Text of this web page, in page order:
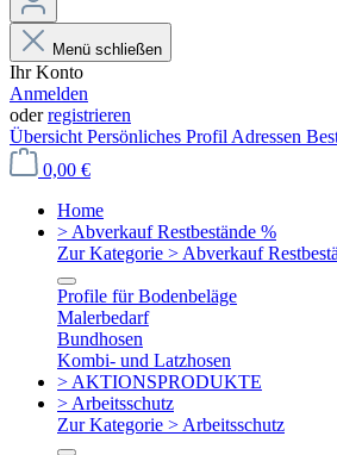
Menü schließen
Ihr Konto
Anmelden
oderregistrieren
Übersicht Persönliches Profil Adressen
0,00 €
Home
> Abverkauf Restbestände %
Zur Kategorie > Abverkauf
Profile für Bodenbeläge
Malerbedarf
Bundhosen
Kombi- und Latzhosen
> AKTIONSPRODUKTE
> Arbeitsschutz
Zur Kategorie > Arbeitsschutz